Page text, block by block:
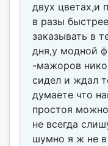
двух цветах,и
в разы
заказывать в
дня,у модной
-мажоров
сидел и ждал
думаете что
простоя
не всегда
шумно я ж не